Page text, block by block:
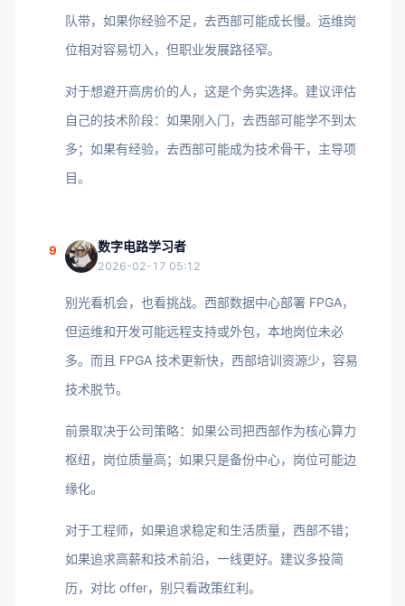
队带，如果你经验不足，去西部可能成长慢。运维岗
位相对容易切入，但职业发展路径窄。
对于想避开高房价的人，这是个务实选择。建议评估
自己的技术阶段：如果刚入门，去西部可能学不到太
多；如果有经验，去西部可能成为技术骨干，主导项
目。
9 数字电路学习者
2026-02-17 05:12
别光看机会，也看挑战。西部数据中心部署 FPGA，
但运维和开发可能远程支持或外包，本地岗位未必
多。而且 FPGA 技术更新快，西部培训资源少，容易
技术脱节。
前景取决于公司策略：如果公司把西部作为核心算力
枢纽，岗位质量高；如果只是备份中心，岗位可能边
缘化。
对于工程师，如果追求稳定和生活质量，西部不错；
如果追求高薪和技术前沿，一线更好。建议多投简
历，对比 offer，别只看政策红利。